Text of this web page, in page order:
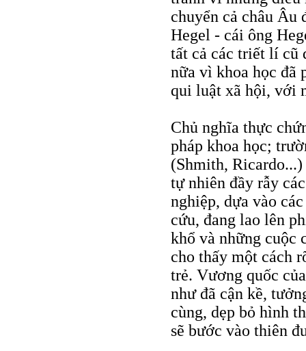
chuyển cả châu Âu
Hegel - cái ông
tất cả các triết lí cũ
nữa vì khoa học đã
qui luật xã hội, với
Chủ nghĩa thực
pháp khoa học;
(Shmith,
tự nhiên đầy rẫy
nghiệp, dựa vào
cứu, đang lao lên
khổ và những cuộc
cho thấy một cách
trẻ. Vương quốc
như đã cận kề,
cùng, dẹp bỏ hình
sẽ bước vào thiên